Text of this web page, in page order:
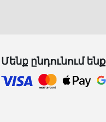
Մենք ընդունում ենք